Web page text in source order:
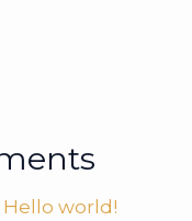
Hello world!